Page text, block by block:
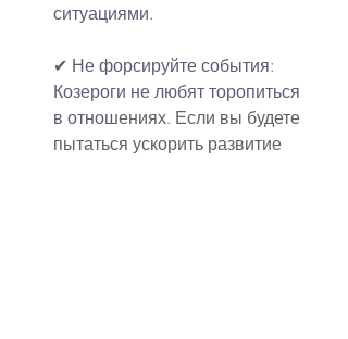
ситуациями.
✔ Не форсируйте события:
Козероги не любят торопиться
в отношениях. Если вы будете
пытаться ускорить развитие